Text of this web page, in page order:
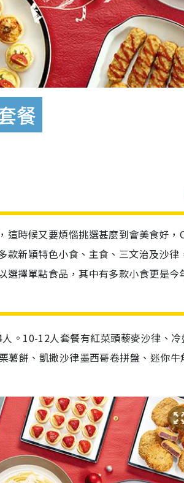
餐
這時候又要煩惱挑選甚麼到會美食好
款新穎特色小食、主食、三文治及沙
選擇單點食品，其中有多款小食更是
。10-12人套餐有紅菜頭藜麥沙律、
薯餅、凱撒沙律墨西哥卷拼盤、迷你